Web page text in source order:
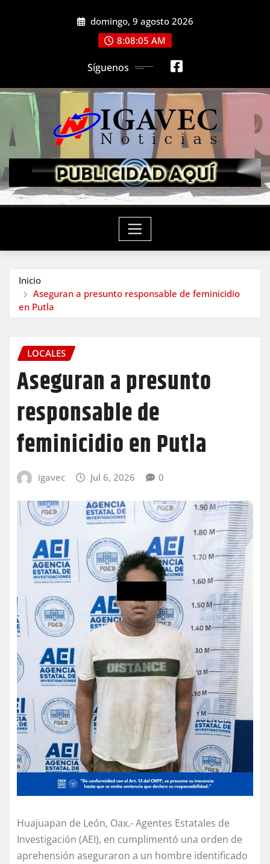
domingo, 9 agosto 2026
8:08:07 AM
Síguenos
Inicio
Aseguran a presunto responsable de feminicidio
en Putla
LOCALES
Aseguran a presunto
responsable de
feminicidio en Putla
igavec Jul 6, 2026 0
Huajuapan de León, Oax.- Agentes Estatales de
Investigación (AEI), en cumplimentó una orden de
aprehensión aseguraron a un hombre identificado